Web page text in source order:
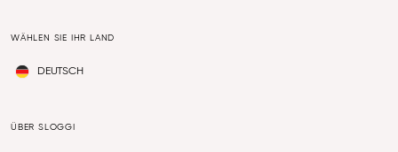
WÄHLEN SIE IHR LAND
DEUTSCH
ÜBER SLOGGI